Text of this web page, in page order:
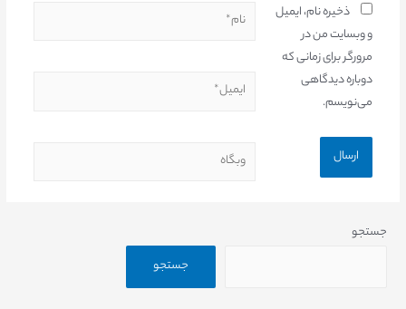
ذخیره نام، ایمیل
و وبسایت من در
مرورگر برای زمانی که
دوباره دیدگاهی
می‌نویسم.
جستجو
جستجو